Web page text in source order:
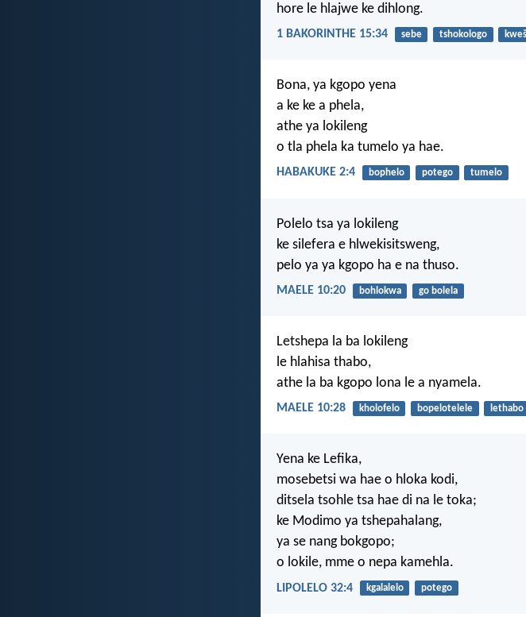
hore le hlajwe ke dihlong.
1 BAKORINTHE 15:34 sebe tshokologo
Bona, ya kgopo yena
a ke ke a phela,
athe ya lokileng
o tla phela ka tumelo ya hae.
HABAKUKE 2:4 bophelo potego tumelo
Polelo tsa ya lokileng
ke silefera e hlwekisitsweng,
pelo ya ya kgopo ha e na thuso.
MAELE 10:20 bohlokwa go bolela
Letshepa la ba lokileng
le hlahisa thabo,
athe la ba kgopo lona le a nyamela.
MAELE 10:28 kholofelo bopelotelele lethabo
Yena ke Lefika,
mosebetsi wa hae o hloka kodi,
ditsela tsohle tsa hae di na le toka;
ke Modimo ya tshepahalang,
ya se nang bokgopo;
o lokile, mme o nepa kamehla.
LIPOLELO 32:4 kgalalelo potego